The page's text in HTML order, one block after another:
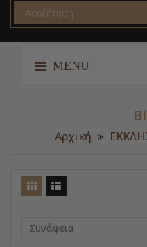
MENU
Αρχική
Συνάφεια